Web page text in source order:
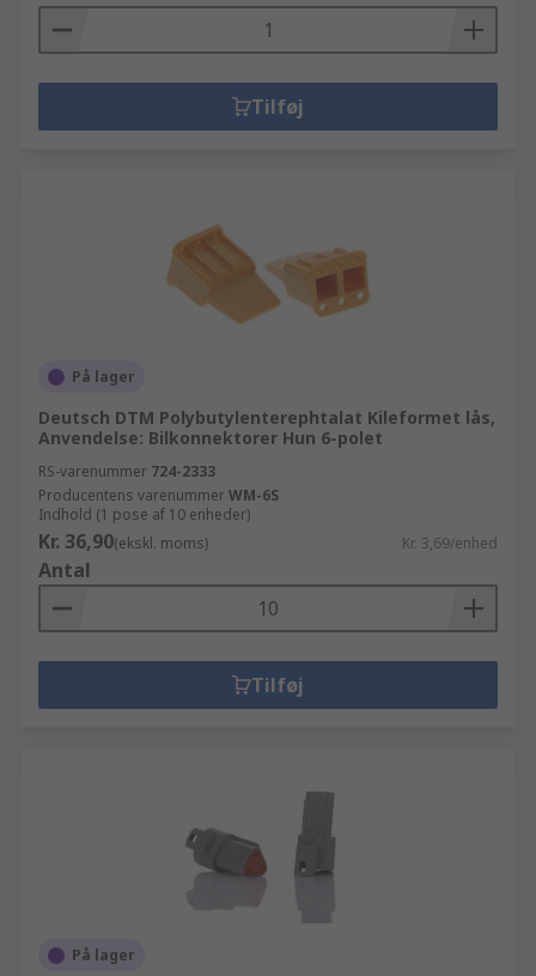
Tilføj
På lager
Deutsch DTM Polybutylenterephtalat Kileformet lås,
Anvendelse: Bilkonnektorer Hun 6-polet
RS-varenummer 724-2333
Producentens varenummerWM-6S
Indhold (1 pose af 10 enheder)
Kr. 36,90(ekskl. moms) Kr. 3,69/enhed
Antal
Tilføj
På lager